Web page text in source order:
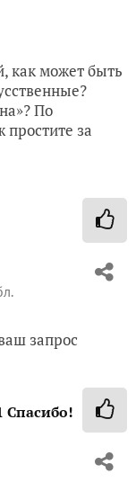
как может быть
По
простите за
запрос
Спасибо!